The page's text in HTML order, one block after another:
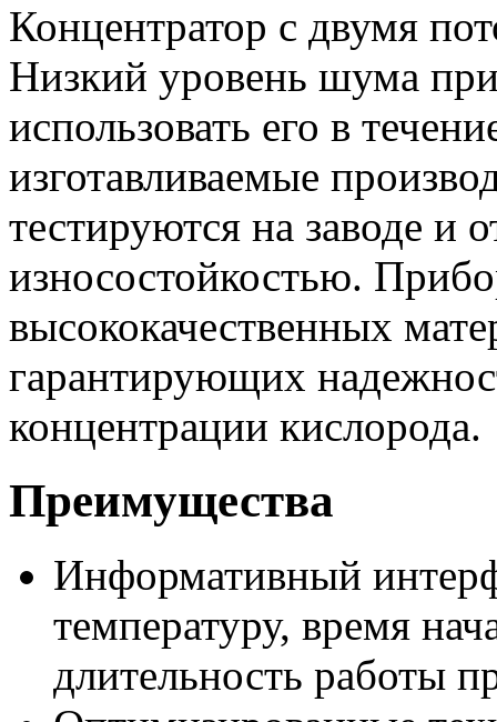
Концентратор с двумя
Низкий уровень шума при
использовать его в
изготавливаемые
тестируются на заводе и
износостойкостью.
высококачественных
гарантирующих
концентрации кислорода.
Преимущества
Информативный
температуру, время
длительность работы